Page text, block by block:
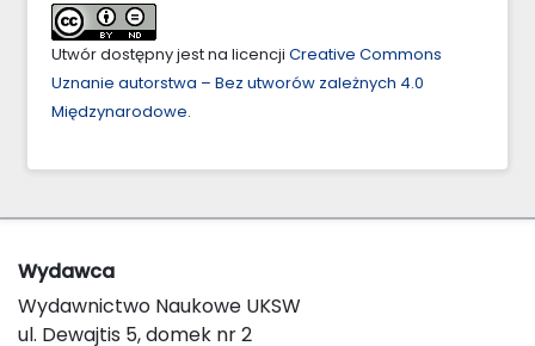
Utwór dostępny jest na licencji Creative Commons
Uznanie autorstwa – Bez utworów zależnych 4.0
Międzynarodowe.
Wydawca
Wydawnictwo Naukowe UKSW
ul. Dewajtis 5, domek nr 2